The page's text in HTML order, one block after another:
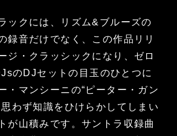
ックには、リズム&ブルーズの
録音だけでなく、この作品リリ
ジ・クラッシックになり、ゼロ
のDJセットの目玉のひとつに
・マンシーニの“ピーター・ガン
わず知識をひけらかしてしまい
が山積みです。サントラ収録曲